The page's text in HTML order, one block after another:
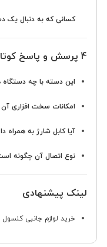
کسانی که به دنبال
4 پرسش و پاسخ کوتاه
این دسته با چه دستگاه
امکانات سخت افزاری
آیا کابل شارژ به همراه
نوع اتصال آن چگونه
لینک پیشنهادی
خرید لوازم جانبی کنسول